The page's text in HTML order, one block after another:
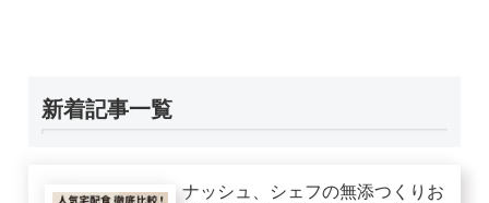
新着記事一覧
ナッシュ、シェフの無添つくりお